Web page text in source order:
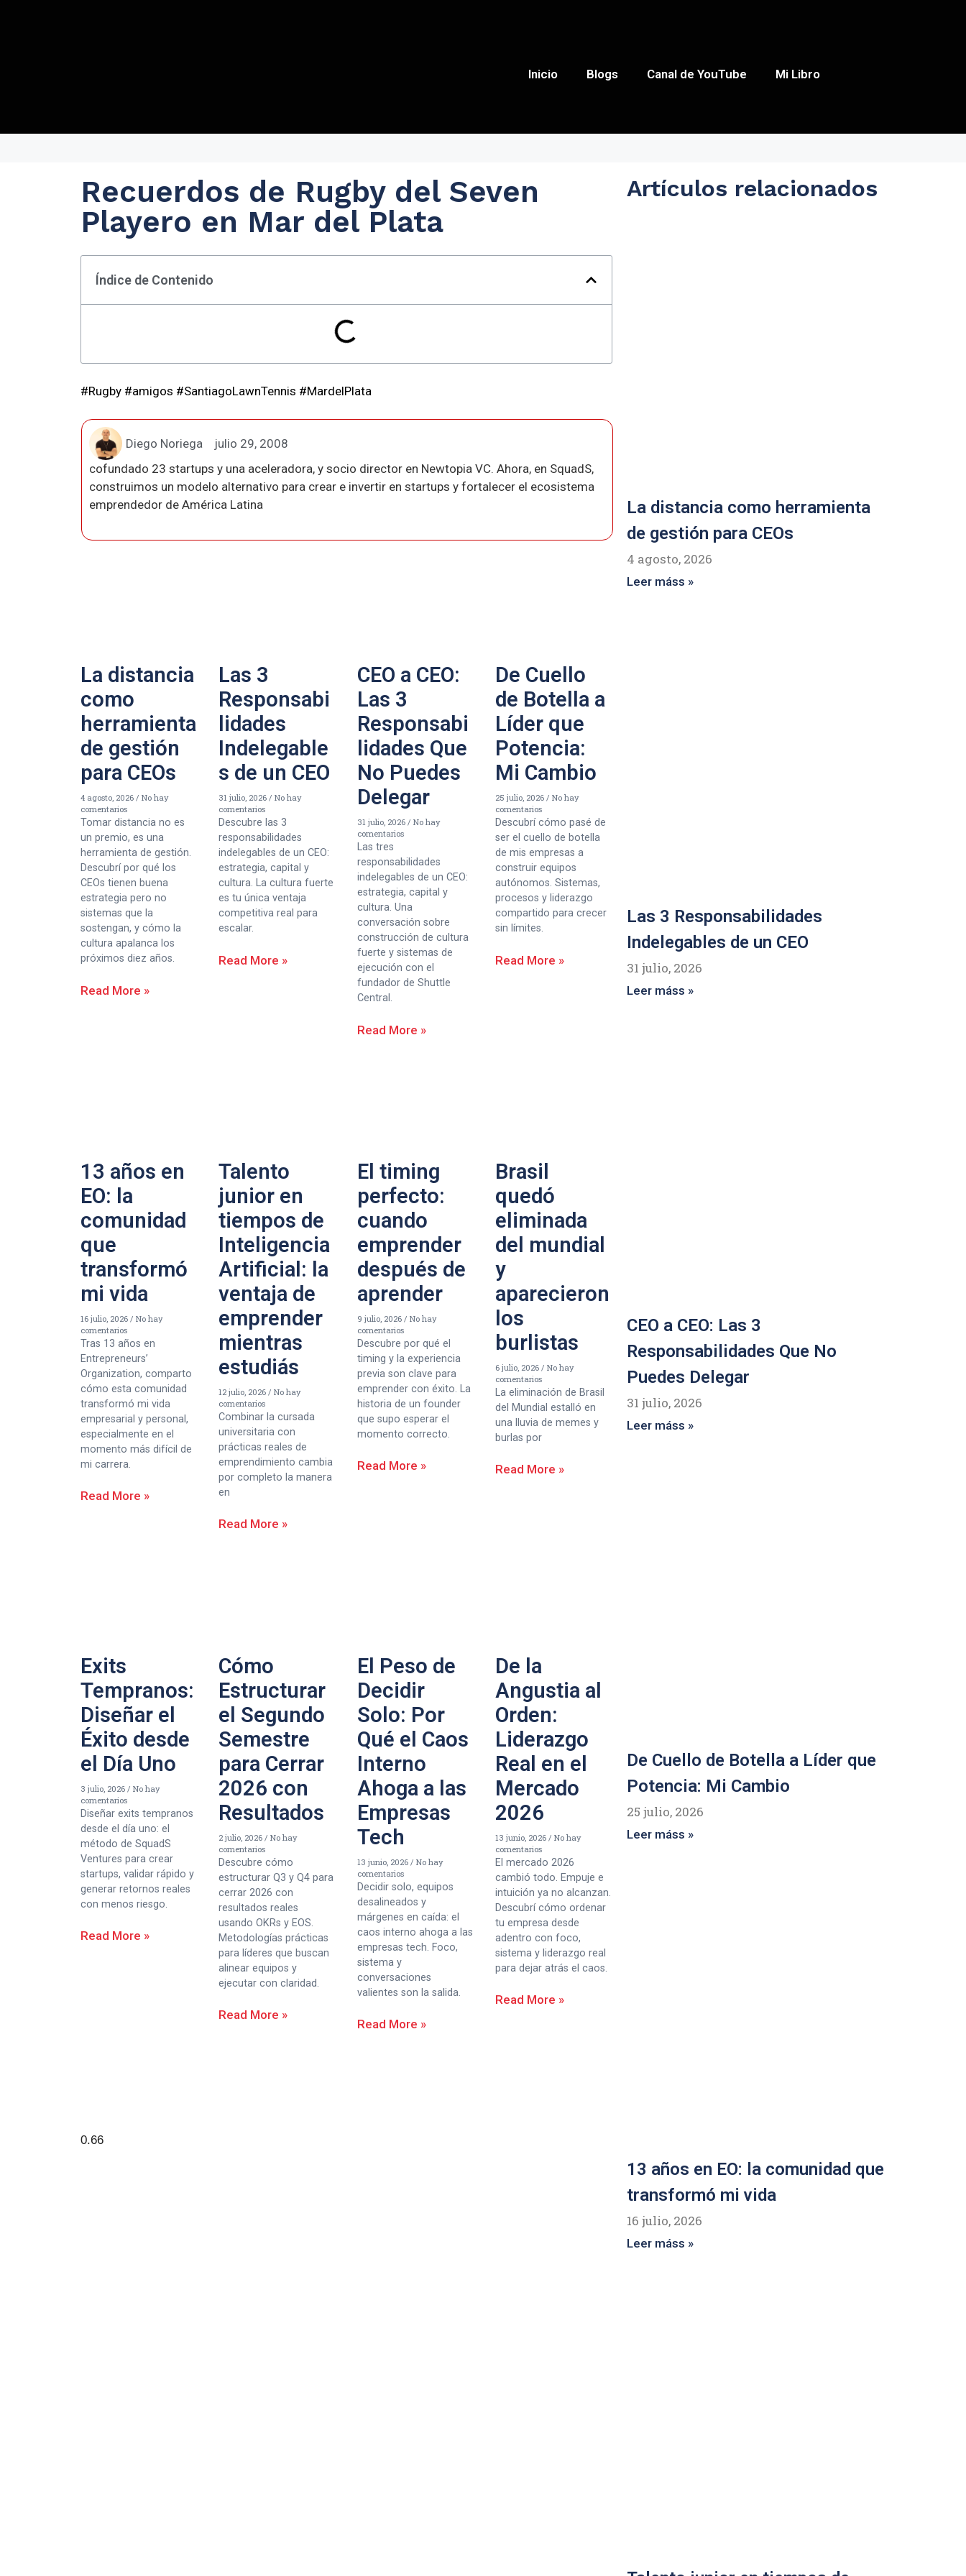
Inicio Blogs Canal de YouTube Mi Libro
Recuerdos de Rugby del Seven
Playero en Mar del Plata
Índice de Contenido
#Rugby #amigos #SantiagoLawnTennis #MardelPlata
Diego Noriega
julio 29, 2008
cofundado 23 startups y una aceleradora, y socio director en Newtopia VC. Ahora, en SquadS,
construimos un modelo alternativo para crear e invertir en startups y fortalecer el ecosistema
emprendedor de América Latina
La distancia
como
herramienta
de gestión
para CEOs
4 agosto, 2026
No hay
comentarios
Tomar distancia no es
un premio, es una
herramienta de gestión.
Descubrí por qué los
CEOs tienen buena
estrategia pero no
sistemas que la
sostengan, y cómo la
cultura apalanca los
próximos diez años.
Read More »
Las 3
Responsabi
lidades
Indelegable
s de un CEO
31 julio, 2026 No hay
comentarios
Descubre las 3
responsabilidades
indelegables de un CEO:
estrategia, capital y
cultura. La cultura fuerte
es tu única ventaja
competitiva real para
escalar.
Read More »
CEO a CEO:
Las 3
Responsabi
lidades Que
No Puedes
Delegar
31 julio, 2026
No hay
comentarios
Las tres
responsabilidades
indelegables de un CEO:
estrategia, capital y
cultura. Una
conversación sobre
construcción de cultura
fuerte y sistemas de
ejecución con el
fundador de Shuttle
Central.
Read More »
De Cuello
de Botella a
Líder que
Potencia:
Mi Cambio
25 julio, 2026 No hay
comentarios
Descubrí cómo pasé de
ser el cuello de botella
de mis empresas a
construir equipos
autónomos. Sistemas,
procesos y liderazgo
compartido para crecer
sin límites.
Read More »
13 años en
EO: la
comunidad
que
transformó
mi vida
16 julio, 2026
No hay
comentarios
Tras 13 años en
Entrepreneurs’
Organization, comparto
cómo esta comunidad
transformó mi vida
empresarial y personal,
especialmente en el
momento más difícil de
mi carrera.
Read More »
Talento
junior en
tiempos de
Inteligencia
Artificial: la
ventaja de
emprender
mientras
estudiás
12 julio, 2026 No hay
comentarios
Combinar la cursada
universitaria con
prácticas reales de
emprendimiento cambia
por completo la manera
en
Read More »
El timing
perfecto:
cuando
emprender
después de
aprender
9 julio, 2026
No hay
comentarios
Descubre por qué el
timing y la experiencia
previa son clave para
emprender con éxito. La
historia de un founder
que supo esperar el
momento correcto.
Read More »
Brasil
quedó
eliminada
del mundial
y
aparecieron
los
burlistas
6 julio, 2026 No hay
comentarios
La eliminación de Brasil
del Mundial estalló en
una lluvia de memes y
burlas por
Read More »
Exits
Tempranos:
Diseñar el
Éxito desde
el Día Uno
3 julio, 2026
No hay
comentarios
Diseñar exits tempranos
desde el día uno: el
método de SquadS
Ventures para crear
startups, validar rápido y
generar retornos reales
con menos riesgo.
Read More »
Cómo
Estructurar
el Segundo
Semestre
para Cerrar
2026 con
Resultados
2 julio, 2026 No hay
comentarios
Descubre cómo
estructurar Q3 y Q4 para
cerrar 2026 con
resultados reales
usando OKRs y EOS.
Metodologías prácticas
para líderes que buscan
alinear equipos y
ejecutar con claridad.
Read More »
El Peso de
Decidir
Solo: Por
Qué el Caos
Interno
Ahoga a las
Empresas
Tech
13 junio, 2026
No hay
comentarios
Decidir solo, equipos
desalineados y
márgenes en caída: el
caos interno ahoga a las
empresas tech. Foco,
sistema y
conversaciones
valientes son la salida.
Read More »
De la
Angustia al
Orden:
Liderazgo
Real en el
Mercado
2026
13 junio, 2026 No hay
comentarios
El mercado 2026
cambió todo. Empuje e
intuición ya no alcanzan.
Descubrí cómo ordenar
tu empresa desde
adentro con foco,
sistema y liderazgo real
para dejar atrás el caos.
Read More »
Artículos relacionados
La distancia como herramienta
de gestión para CEOs
4 agosto, 2026
Leer máss »
Las 3 Responsabilidades
Indelegables de un CEO
31 julio, 2026
Leer máss »
CEO a CEO: Las 3
Responsabilidades Que No
Puedes Delegar
31 julio, 2026
Leer máss »
De Cuello de Botella a Líder que
Potencia: Mi Cambio
25 julio, 2026
Leer máss »
13 años en EO: la comunidad que
transformó mi vida
16 julio, 2026
Leer máss »